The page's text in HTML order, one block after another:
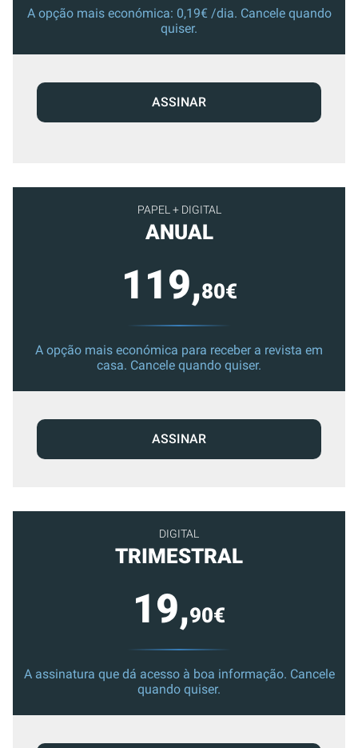
PAPEL + DIGITAL
ANUAL
119,80€
A opção mais económica para receber a revista em
casa. Cancele quando quiser.
ASSINAR
DIGITAL
TRIMESTRAL
19,90€
A assinatura que dá acesso à boa informação. Cancele
quando quiser.
A opção mais económica: 0,19€ /dia. Cancele quando
quiser.
ASSINAR